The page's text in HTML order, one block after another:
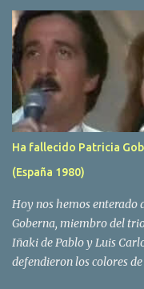
traves de las redes
epoca universitaria en la
estudiante de medicina
juntos,Santos a la
salto al mercado
propia Amaia Saizar, que
recibió por parte de la
un nuevo grupo,
Yolanda Hoyos. Con los
Ha fallecido Patricia
(España 1980)
Hoy nos hemos enterado
Goberna, miembro del
Iñaki de Pablo y Luis
defendieron los colores